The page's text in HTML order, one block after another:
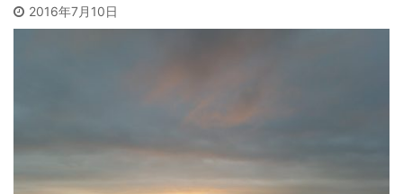
2016年7月10日